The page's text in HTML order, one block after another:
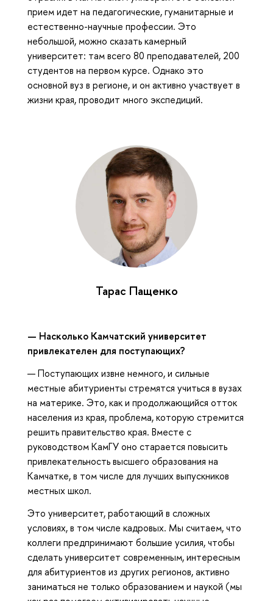
прием идет на педагогические, гуманитарные и
естественно-научные профессии. Это
небольшой, можно сказать камерный
университет: там всего 80 преподавателей, 200
студентов на первом курсе. Однако это
основной вуз в регионе, и он активно участвует в
жизни края, проводит много экспедиций.
Тарас Пащенко
— Насколько Камчатский университет
привлекателен для поступающих?
— Поступающих извне немного, и сильные
местные абитуриенты стремятся учиться в вузах
на материке. Это, как и продолжающийся отток
населения из края, проблема, которую стремится
решить правительство края. Вместе с
руководством КамГУ оно старается повысить
привлекательность высшего образования на
Камчатке, в том числе для лучших выпускников
местных школ.
Это университет, работающий в сложных
условиях, в том числе кадровых. Мы считаем, что
коллеги предпринимают большие усилия, чтобы
сделать университет современным, интересным
для абитуриентов из других регионов, активно
заниматься не только образованием и наукой (мы